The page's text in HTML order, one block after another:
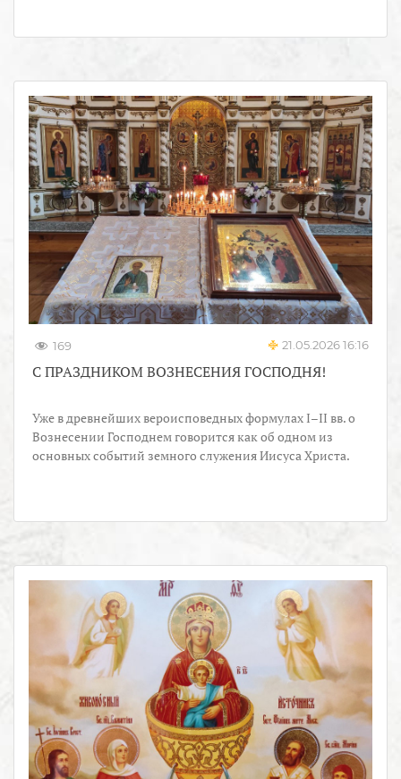
169 21.05.2026 16:16
С ПРАЗДНИКОМ ВОЗНЕСЕНИЯ ГОСПОДНЯ!
Уже в древнейших вероисповедных формулах I–II вв. о
Вознесении Господнем говорится как об одном из
основных событий земного служения Иисуса Христа.